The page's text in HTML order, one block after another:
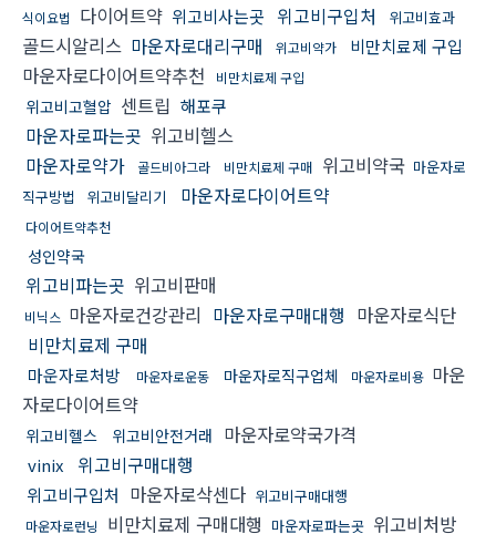
식이요법
다이어트약 위고비사는곳 위고비구입처 위고비효과
골드시알리스 마운자로대리구매 위고비약가 비만치료제 구입
마운자로다이어트약추천 비만치료제 구입
위고비고혈압 센트립 해포쿠
마운자로파는곳 위고비헬스
마운자로약가
골드비아그라 비만치료제 구매 위고비약국 마운자로
직구방법
위고비달리기 마운자로다이어트약
다이어트약추천
성인약국
위고비파는곳 위고비판매
비닉스 마운자로건강관리 마운자로구매대행 마운자로식단
비만치료제 구매
마운자로처방 마운자로운동 마운자로직구업체 마운자로비용 마운
자로다이어트약
위고비헬스 위고비안전거래 마운자로약국가격
vinix 위고비구매대행
위고비구입처 마운자로삭센다 위고비구매대행
마운자로런닝 비만치료제 구매대행 마운자로파는곳 위고비처방